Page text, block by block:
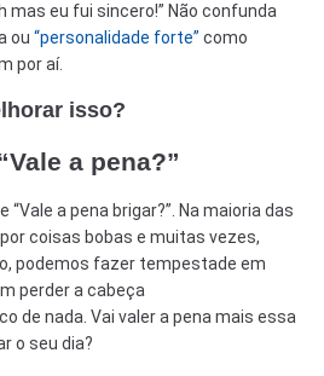
mas eu fui sincero!” Não confunda
ou “personalidade forte” como
por aí.
isso?
a pena?”
“Vale a pena brigar?”. Na maioria das
coisas bobas e muitas vezes,
podemos fazer tempestade em
perder a cabeça
de nada. Vai valer a pena mais essa
o seu dia?